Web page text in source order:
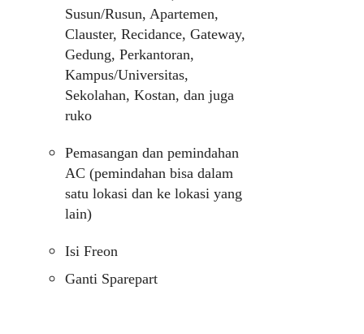
Susun/Rusun, Apartemen,
Clauster, Recidance, Gateway,
Gedung, Perkantoran,
Kampus/Universitas,
Sekolahan, Kostan, dan juga
ruko
Pemasangan dan pemindahan
AC (pemindahan bisa dalam
satu lokasi dan ke lokasi yang
lain)
Isi Freon
Ganti Sparepart